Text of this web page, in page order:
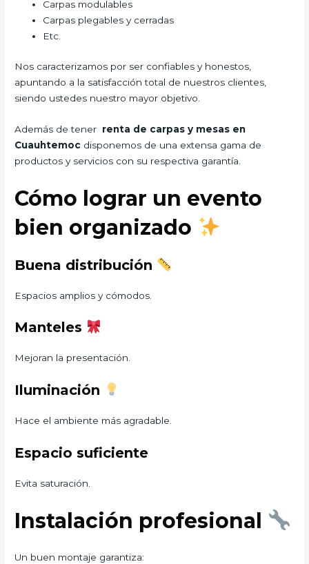
Carpas modulables
Carpas plegables y cerradas
Etc.
Nos caracterizamos por ser confiables y honestos,
apuntando a la satisfacción total de nuestros clientes,
siendo ustedes nuestro mayor objetivo.
Además de tener renta de carpas y mesas en
Cuauhtemoc disponemos de una extensa gama de
productos y servicios con su respectiva garantía.
Cómo lograr un evento
bien organizado
Buena distribución
Espacios amplios y cómodos.
Manteles
Mejoran la presentación.
Iluminación
Hace el ambiente más agradable.
Espacio suficiente
Evita saturación.
Instalación profesional
Un buen montaje garantiza: